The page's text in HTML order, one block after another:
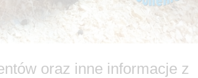
oraz inne informacje z